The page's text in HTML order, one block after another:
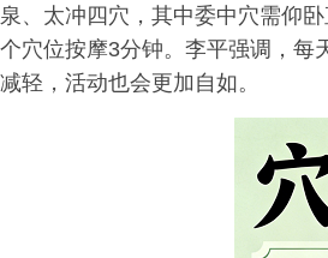
泉、太冲四穴，其中委中穴需仰
个穴位按摩3分钟。李平强调，每
减轻，活动也会更加自如。